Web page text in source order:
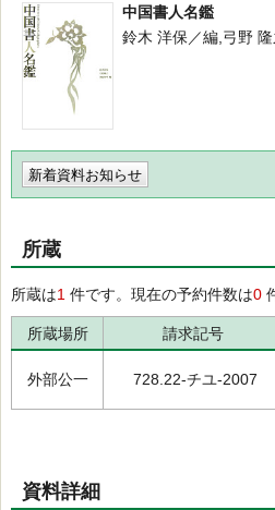
中国書人名鑑
鈴木 洋保／編,弓野
新着資料お知らせ
所蔵
所蔵は1 件です。現在の予約件数は0
所蔵場所 請求記号
外部公一 728.22-チユ-2007
資料詳細